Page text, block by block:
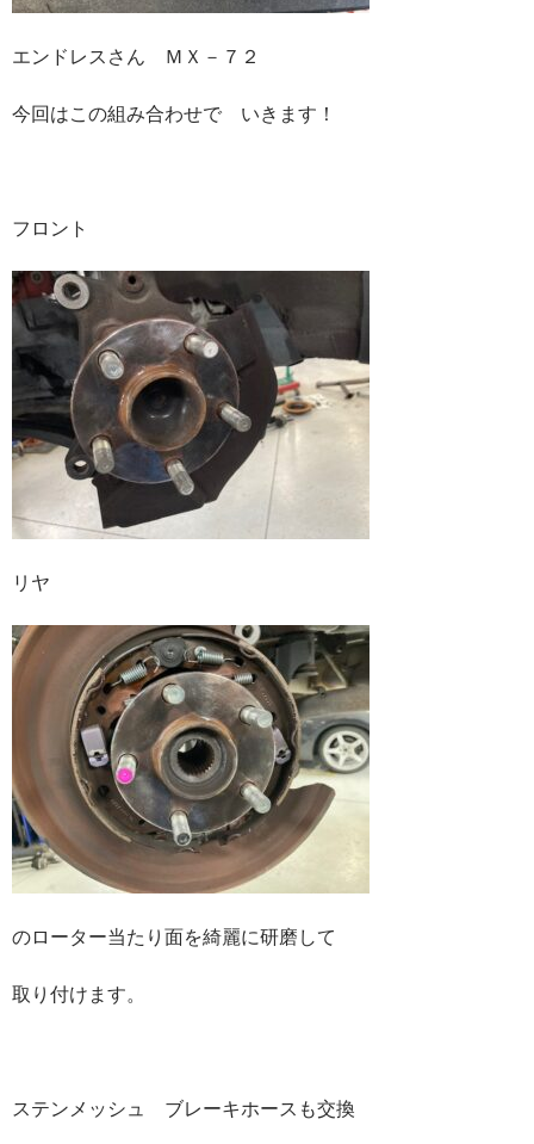
エンドレスさん ＭＸ－７２
今回はこの組み合わせで いきます！
フロント
リヤ
のローター当たり面を綺麗に研磨して
取り付けます。
ステンメッシュ ブレーキホースも交換